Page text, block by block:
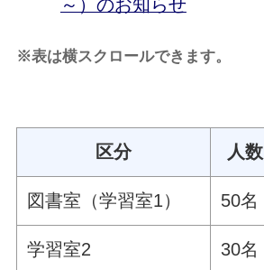
～）のお知らせ
※表は横スクロールできます。
区分 人数
図書室（学習室1） 50名
学習室2 30名